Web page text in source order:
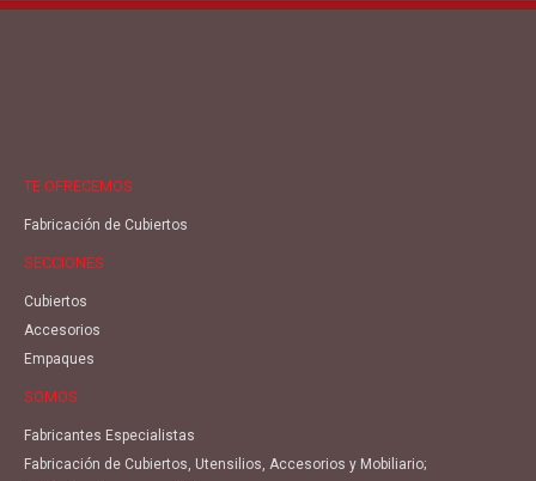
TE OFRECEMOS
Fabricación de Cubiertos
SECCIONES
Cubiertos
Accesorios
Empaques
SOMOS
Fabricantes Especialistas
Fabricación de Cubiertos, Utensilios, Accesorios y Mobiliario;